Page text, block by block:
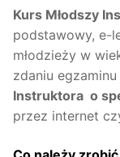
Piłka
siatkowa
wiek
15-
18
lat
Kurs Młodszy
podstawowy, e-
młodzieży w
zdaniu
Instruktora o
przez internet